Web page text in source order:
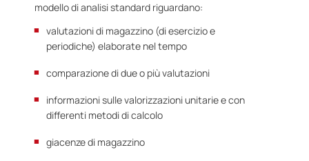
modello di analisi standard riguardano:
valutazioni di magazzino (di esercizio e
periodiche) elaborate nel tempo
comparazione di due o più valutazioni
informazioni sulle valorizzazioni unitarie e con
differenti metodi di calcolo
giacenze di magazzino